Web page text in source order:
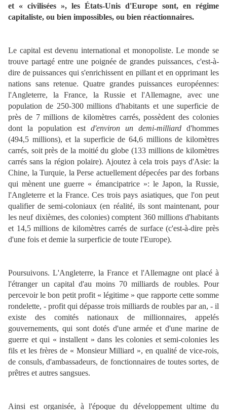
et « civilisées », les États-Unis d'Europe sont, en régime
capitaliste, ou bien impossibles, ou bien réactionnaires.
Le capital est devenu international et monopoliste. Le monde se
trouve partagé entre une poignée de grandes puissances, c'est-à-
dire de puissances qui s'enrichissent en pillant et en opprimant les
nations sans retenue. Quatre grandes puissances européennes:
l'Angleterre, la France, la Russie et l'Allemagne, avec une
population de 250-300 millions d'habitants et une superficie de
près de 7 millions de kilomètres carrés, possèdent des colonies
dont la population est d'environ un demi-milliard d'hommes
(494,5 millions), et la superficie de 64,6 millions de kilomètres
carrés, soit près de la moitié du globe (133 millions de kilomètres
carrés sans la région polaire). Ajoutez à cela trois pays d'Asie: la
Chine, la Turquie, la Perse actuellement dépecées par des forbans
qui mènent une guerre « émancipatrice »: le Japon, la Russie,
l'Angleterre et la France. Ces trois pays asiatiques, que l'on peut
qualifier de semi-coloniaux (en réalité, ils sont maintenant, pour
les neuf dixièmes, des colonies) comptent 360 millions d'habitants
et 14,5 millions de kilomètres carrés de surface (c'est-à-dire près
d'une fois et demie la surperficie de toute l'Europe).
Poursuivons. L'Angleterre, la France et l'Allemagne ont placé à
l'étranger un capital d'au moins 70 milliards de roubles. Pour
percevoir le bon petit profit « légitime » que rapporte cette somme
rondelette, - profit qui dépasse trois milliards de roubles par an, - il
existe des comités nationaux de millionnaires, appelés
gouvernements, qui sont dotés d'une armée et d'une marine de
guerre et qui « installent » dans les colonies et semi-colonies les
fils et les frères de « Monsieur Milliard », en qualité de vice-rois,
de consuls, d'ambassadeurs, de fonctionnaires de toutes sortes, de
prêtres et autres sangsues.
Ainsi est organisée, à l'époque du développement ultime du